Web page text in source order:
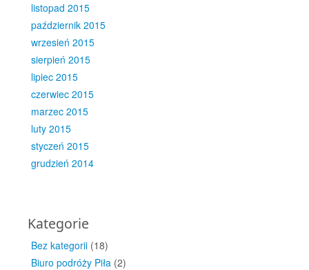
listopad 2015
październik 2015
wrzesień 2015
sierpień 2015
lipiec 2015
czerwiec 2015
marzec 2015
luty 2015
styczeń 2015
grudzień 2014
Kategorie
Bez kategorii (18)
Biuro podróży Piła (2)